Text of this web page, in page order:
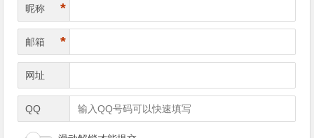
昵称 *
邮箱 *
网址
QQ